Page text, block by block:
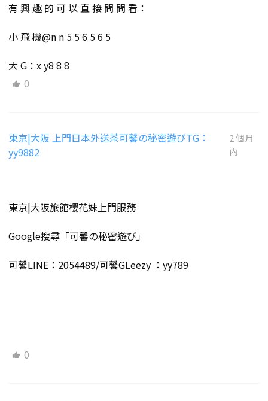
有 興 趣 的 可 以 直 接 問 問 看：
小 飛 機@n n 5 5 6 5 6 5
大 G：x y8 8 8
0
東京|大阪 上門日本外送茶可馨の秘密遊びTG：
yy9882
2 個月
內
東京|大阪旅館櫻花妹上門服務
Google搜尋「可馨の秘密遊び」
可馨LINE：2054489/可馨GLeezy ：yy789
0